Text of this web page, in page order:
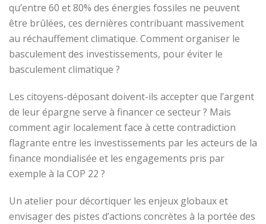
qu’entre 60 et 80% des énergies fossiles ne peuvent
être brûlées, ces dernières contribuant massivement
au réchauffement climatique. Comment organiser le
basculement des investissements, pour éviter le
basculement climatique ?
Les citoyens-déposant doivent-ils accepter que l’argent
de leur épargne serve à financer ce secteur ? Mais
comment agir localement face à cette contradiction
flagrante entre les investissements par les acteurs de la
finance mondialisée et les engagements pris par
exemple à la COP 22 ?
Un atelier pour décortiquer les enjeux globaux et
envisager des pistes d’actions concrètes à la portée des